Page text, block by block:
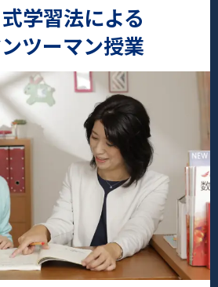
学習法による
ツーマン授業